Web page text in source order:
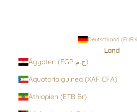
Land
Ägypten (EGP ج.م)
Äquatorialguinea (XAF CFA)
Äthiopien (ETB Br)